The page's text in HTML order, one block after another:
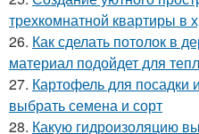
трехкомнатной квартиры в
26. Как сделать потолок в
материал подойдет для
27. Картофель для посадки
выбрать семена и сорт
28. Какую гидроизоляцию